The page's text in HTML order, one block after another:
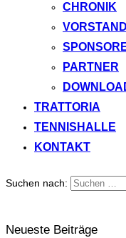
CHRONIK
VORSTAND
PARTNER
TRATTORIA
TENNISHALLE
KONTAKT
Suchen nach:
Neueste Beiträge